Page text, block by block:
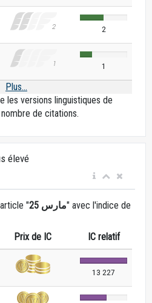
2
1
Plus...
les versions linguistiques de
de citations.
élevé
" 25 مارس" avec l'indice de
Prix ​​de IC IC relatif
13 227